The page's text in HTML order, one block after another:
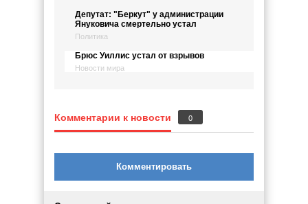
Депутат: "Беркут" у администрации
Януковича смертельно устал
Политика
Брюс Уиллис устал от взрывов
Новости мира
Комментарии к новости 0
Комментировать